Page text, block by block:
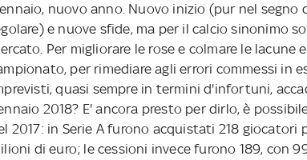
nuovo anno. Nuovo inizio (pur nel
e nuove sfide, ma per il calcio sinonimo
Per migliorare le rose e colmare le lacune
per rimediare agli errori commessi in
quasi sempre in termini d'infortuni,
2018? E' ancora presto per dirlo, è
2017: in Serie A furono acquistati 218 giocatori
di euro; le cessioni invece furono 189, con